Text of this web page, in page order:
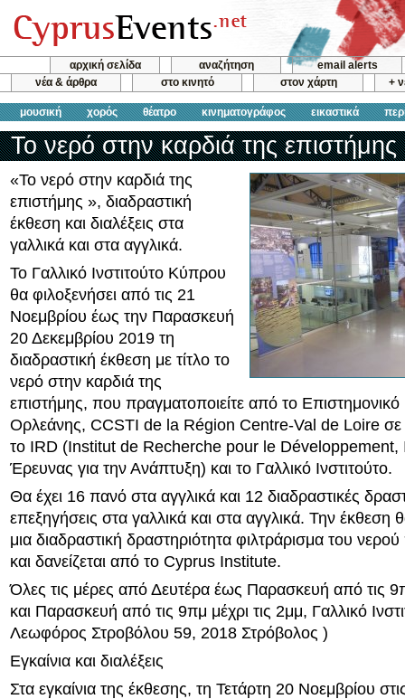
αρχική σελίδα αναζήτηση
email alerts
νέα & άρθρα
στο κινητό στον χάρτη +
μουσική χορός θέατρο κινηματογράφος εικαστικά
Το νερό στην καρδιά της επιστήμης
«Το νερό στην καρδιά της
επιστήμης », διαδραστική
έκθεση και διαλέξεις στα
γαλλικά και στα αγγλικά.
Το Γαλλικό Ινστιτούτο Κύπρου
θα φιλοξενήσει από τις 21
Νοεμβρίου έως την Παρασκευή
20 Δεκεμβρίου 2019 τη
διαδραστική έκθεση με τίτλο το
νερό στην καρδιά της
επιστήμης, που πραγματοποιείτε από το Επιστημονικό
Ορλεάνης, CCSTI de la Région Centre-Val de Loire σε
το IRD (Institut de Recherche pour le Développement,
Έρευνας για την Ανάπτυξη) και το Γαλλικό Ινστιτούτο.
Θα έχει 16 πανό στα αγγλικά και 12 διαδραστικές
επεξηγήσεις στα γαλλικά και στα αγγλικά. Την
μια διαδραστική δραστηριότητα φιλτράρισμα του
και δανείζεται από το Cyprus Institute.
Όλες τις μέρες από Δευτέρα έως Παρασκευή από τις
και Παρασκευή από τις 9πμ μέχρι τις 2μμ, Γαλλικό
Λεωφόρος Στροβόλου 59, 2018 Στρόβολος )
Εγκαίνια και διαλέξεις
Στα εγκαίνια της έκθεσης, τη Τετάρτη 20 Νοεμβρίου